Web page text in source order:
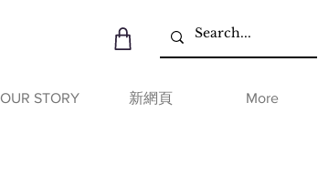
OUR STORY 新網頁 More